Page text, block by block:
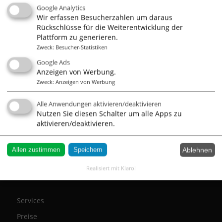
T: 0251 2841 169
F: 0251 2803 845
Geo Suche
nach Thema
nach Ort
A-Z Liste
nach Name
Services
Preise
Google Analytics
Wir erfassen Besucherzahlen um daraus
Rückschlüsse für die Weiterentwicklung der
Plattform zu generieren.
Zweck: Besucher-Statistiken
Google Ads
Anzeigen von Werbung.
Zweck: Anzeigen von Werbung
Alle Anwendungen aktivieren/deaktivieren
Nutzen Sie diesen Schalter um alle Apps zu
aktivieren/deaktivieren.
Allen zustimmen Speichern Ablehnen
Realisiert mit Klaro!